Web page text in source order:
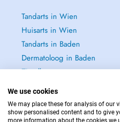
Tandarts in Wien
Huisarts in Wien
Tandarts in Baden
Dermatoloog in Baden
Zie alle →
We use cookies
We may place these for analysis of our
show personalised content and to give
more information about the cookies we